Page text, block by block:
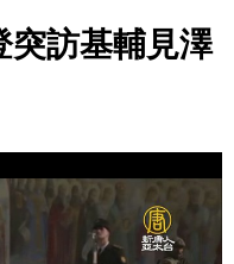
突訪基輔見澤